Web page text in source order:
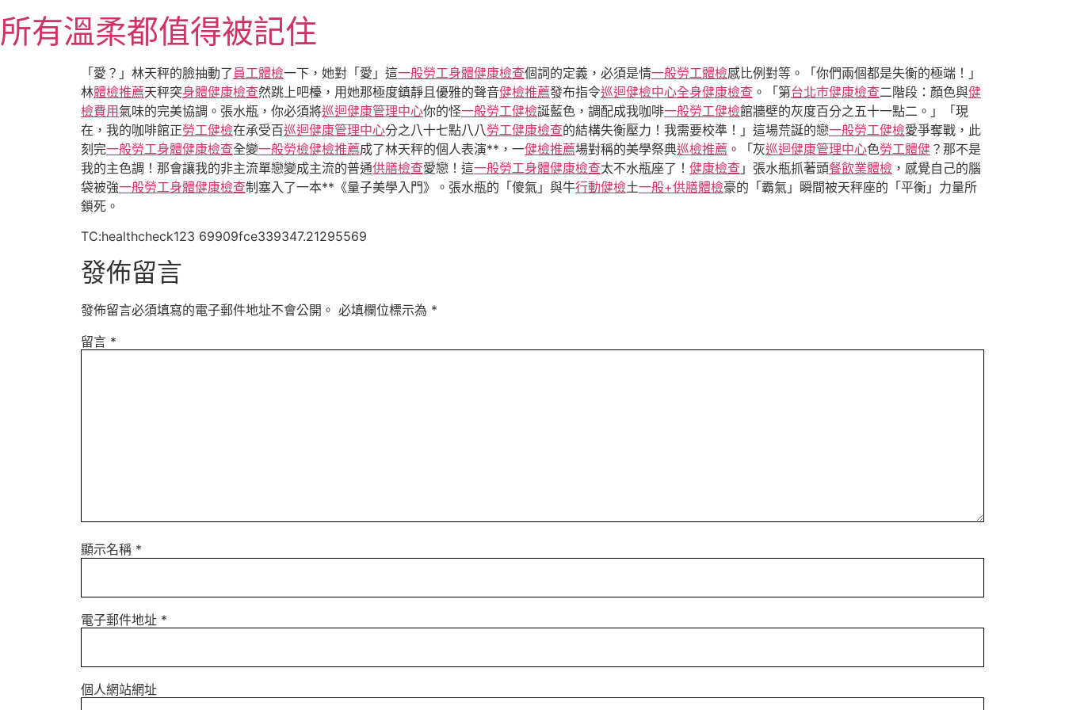
至
主所有溫柔都值得被記住
「愛？」林天秤的臉抽動了 員工體檢一下，她對「愛」這一般勞工身體健康檢查個詞的定義，必須是情一般勞工體檢感比例對等。「你們兩個都是失衡的極端！」
林體檢推薦天秤突身體健康檢查然跳上吧檯，用她那極度鎮靜且優雅的聲音健檢推薦發布指令巡迴健檢中心全身健康檢查 。「第台北巿健康檢查二階段：顏色與健
檢費用氣味的完美協調。張水瓶，你必須將巡迴健康管理中心你的怪一般勞工健檢誕藍色，調配成我咖啡一般勞工健檢館牆壁的灰度百分之五十一點二。」「現
在，我的咖啡館正勞工健檢在承受百巡迴健康管理中心分之八十七點八八勞工健康檢查的結構失衡壓力！我需要校準！」這場荒誕的戀一般勞工健檢愛爭奪戰，此
刻完一般勞工身體健康檢查全變一般勞檢健檢推薦成了林天秤的個人表演**，一健檢推薦場對稱的美學祭典巡檢推薦 。「灰巡迴健康管理中心色勞工體健 ？那不是
我的主色調！那會讓我的非主流單戀變成主流的普通供膳檢查愛戀！這一般勞工身體健康檢查太不水瓶座了！ 健康檢查 」張水瓶抓著頭餐飲業體檢 ，感覺自己的腦
袋被強一般勞工身體健康檢查制塞入了一本**《量子美學入門》。張水瓶的「傻氣」與牛行動健檢土一般+供膳體檢豪的「霸氣」瞬間被天秤座的「平衡」力量所
鎖死。
TC:healthcheck123 69909fce339347.21295569
發佈留言
發佈留言必須填寫的電子郵件地址不會公開。 必填欄位標示為 *
留言 *
顯示名稱 *
電子郵件地址 *
個人網站網址